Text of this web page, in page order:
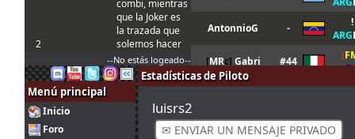
2
17:17
:
combi, mientras
que la Joker es
la trazada que
solemos hacer
siempre y que
toma menos
tiempo. En todo
caso la Joker
está marcada
en el asfalto con
AntonnioG
-
ARG
[MRc] Gabri #44 (
LFSFr
--No estás logeado--
Menú principal
Inicio
Foro
Estadísticas de Piloto
luisrs2
✉ ENVIAR UN MENSAJE PRIVADO